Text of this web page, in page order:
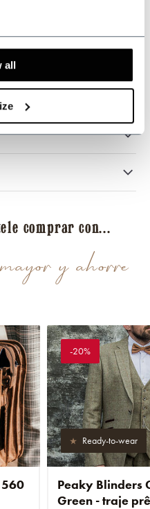
all
atWebwinkel-keurmerk
y ahorre
comprar con...
560
-20%
Ready-to-wear
Peaky Blinders
Green - traje